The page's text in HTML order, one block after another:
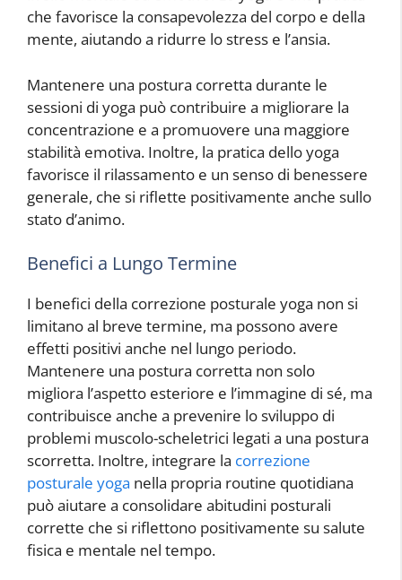
che favorisce la consapevolezza del corpo e della
mente, aiutando a ridurre lo stress e l’ansia.
Mantenere una postura corretta durante le
sessioni di yoga può contribuire a migliorare la
concentrazione e a promuovere una maggiore
stabilità emotiva. Inoltre, la pratica dello yoga
favorisce il rilassamento e un senso di benessere
generale, che si riflette positivamente anche sullo
stato d’animo.
Benefici a Lungo Termine
I benefici della correzione posturale yoga non si
limitano al breve termine, ma possono avere
effetti positivi anche nel lungo periodo.
Mantenere una postura corretta non solo
migliora l’aspetto esteriore e l’immagine di sé, ma
contribuisce anche a prevenire lo sviluppo di
problemi muscolo-scheletrici legati a una postura
scorretta. Inoltre, integrare la correzione
posturale yoga nella propria routine quotidiana
può aiutare a consolidare abitudini posturali
corrette che si riflettono positivamente su salute
fisica e mentale nel tempo.